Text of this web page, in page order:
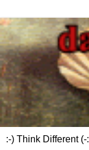
:-) Think Different (-: